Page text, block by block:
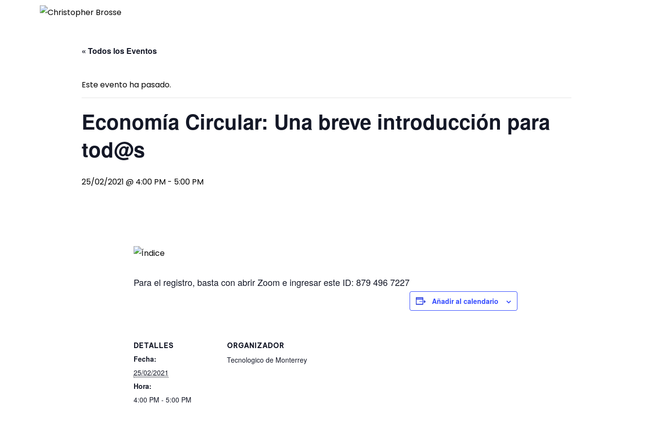
« Todos los Eventos
Este evento ha pasado.
Economía Circular: Una breve introducción para
tod@s
25/02/2021 @ 4:00 PM - 5:00 PM
Para el registro, basta con abrir Zoom e ingresar este ID: 879 496 7227
Añadir al calendario
DETALLES
Fecha:
25/02/2021
Hora:
4:00 PM - 5:00 PM
ORGANIZADOR
Tecnologico de Monterrey